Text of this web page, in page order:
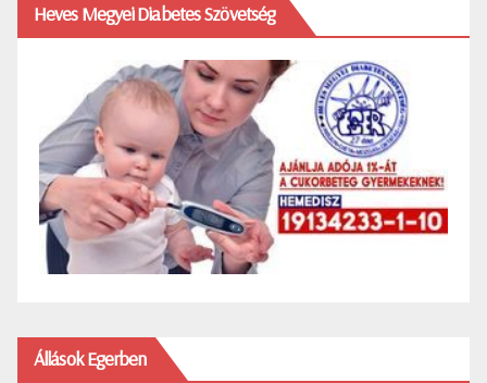
Heves Megyei Diabetes Szövetség
Állások Egerben